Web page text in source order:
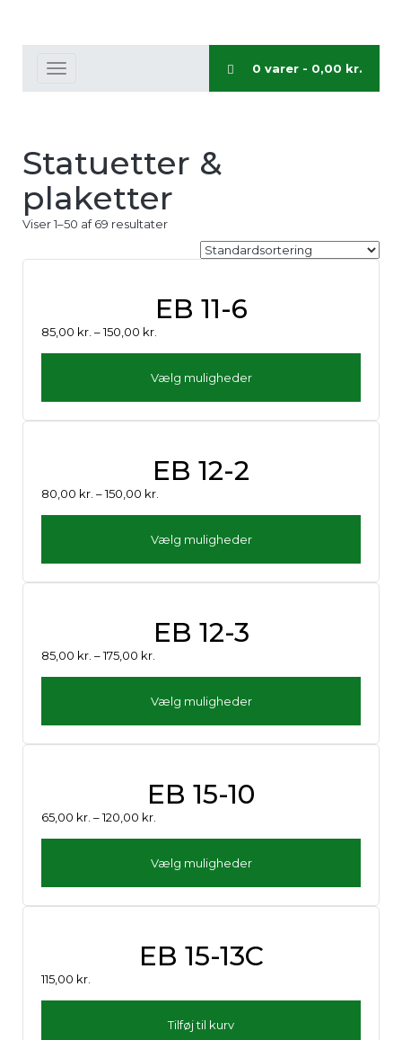
0 varer - 0,00 kr.
Toggle
Statuetter &
plaketter
Viser 1–50 af 69 resultater
EB 11-6
85,00 kr. –150,00 kr.
Vælg muligheder
EB 12-2
80,00 kr. –150,00 kr.
Vælg muligheder
EB 12-3
85,00 kr. –175,00 kr.
Vælg muligheder
EB 15-10
65,00 kr. –120,00 kr.
Vælg muligheder
EB 15-13C
115,00 kr.
Tilføj til kurv